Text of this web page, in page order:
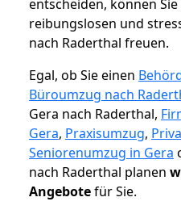
entscheiden, können
reibungslosen und
nach Raderthal freuen.
Egal, ob Sie einen
Büroumzug nach
Gera nach Raderthal,
Gera, Praxisumzug,
Seniorenumzug in Gera
nach Raderthal planen
Angebotefür Sie.